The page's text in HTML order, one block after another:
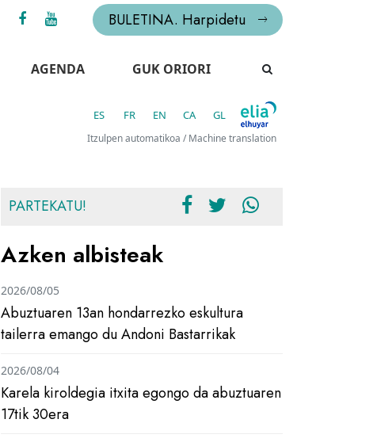
BULETINA. Harpidetu
AGENDA GUK ORIORI
ES FR EN CA GL
Itzulpen automatikoa / Machine translation
PARTEKATU!
Azken albisteak
Abuztuaren 13an hondarrezko eskultura
tailerra emango du Andoni Bastarrikak
2026/08/05
Karela kiroldegia itxita egongo da abuztuaren
17tik 30era
2026/08/04